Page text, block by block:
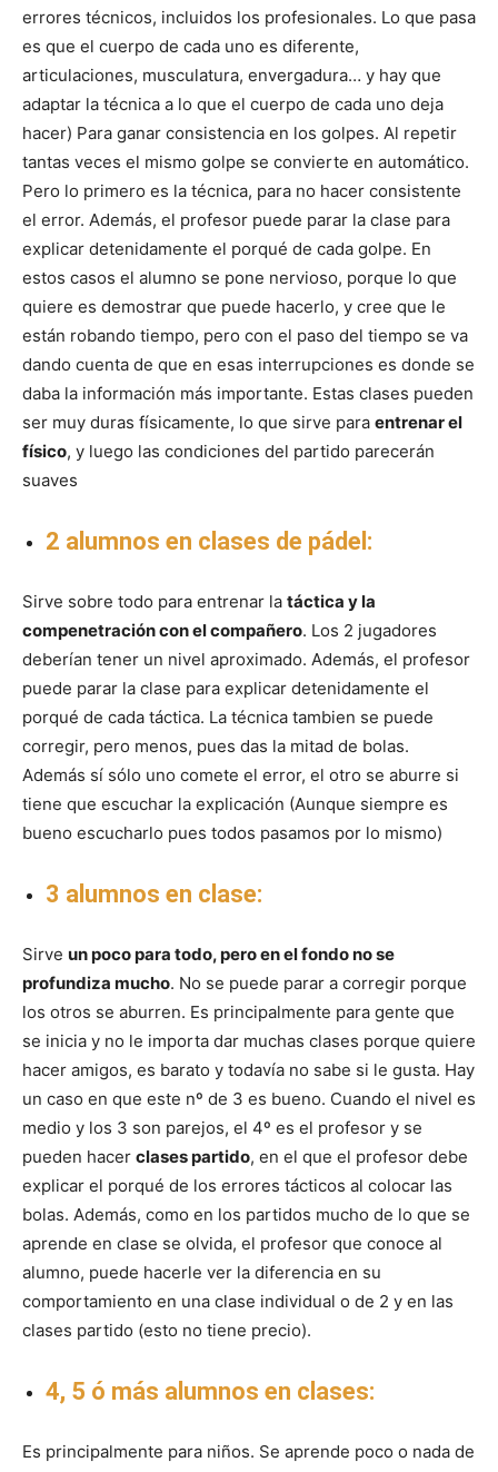
errores técnicos, incluidos los profesionales. Lo que pasa
es que el cuerpo de cada uno es diferente,
articulaciones, musculatura, envergadura… y hay que
adaptar la técnica a lo que el cuerpo de cada uno deja
hacer) Para ganar consistencia en los golpes. Al repetir
tantas veces el mismo golpe se convierte en automático.
Pero lo primero es la técnica, para no hacer consistente
el error. Además, el profesor puede parar la clase para
explicar detenidamente el porqué de cada golpe. En
estos casos el alumno se pone nervioso, porque lo que
quiere es demostrar que puede hacerlo, y cree que le
están robando tiempo, pero con el paso del tiempo se va
dando cuenta de que en esas interrupciones es donde se
daba la información más importante. Estas clases pueden
ser muy duras físicamente, lo que sirve para entrenar el
físico, y luego las condiciones del partido parecerán
suaves
2 alumnos en clases de pádel:
Sirve sobre todo para entrenar la táctica y la
compenetración con el compañero. Los 2 jugadores
deberían tener un nivel aproximado. Además, el profesor
puede parar la clase para explicar detenidamente el
porqué de cada táctica. La técnica tambien se puede
corregir, pero menos, pues das la mitad de bolas.
Además sí sólo uno comete el error, el otro se aburre si
tiene que escuchar la explicación (Aunque siempre es
bueno escucharlo pues todos pasamos por lo mismo)
3 alumnos en clase:
Sirve un poco para todo, pero en el fondo no se
profundiza mucho. No se puede parar a corregir porque
los otros se aburren. Es principalmente para gente que
se inicia y no le importa dar muchas clases porque quiere
hacer amigos, es barato y todavía no sabe si le gusta. Hay
un caso en que este nº de 3 es bueno. Cuando el nivel es
medio y los 3 son parejos, el 4º es el profesor y se
pueden hacer clases partido, en el que el profesor debe
explicar el porqué de los errores tácticos al colocar las
bolas. Además, como en los partidos mucho de lo que se
aprende en clase se olvida, el profesor que conoce al
alumno, puede hacerle ver la diferencia en su
comportamiento en una clase individual o de 2 y en las
clases partido (esto no tiene precio).
4, 5 ó más alumnos en clases:
Es principalmente para niños. Se aprende poco o nada de